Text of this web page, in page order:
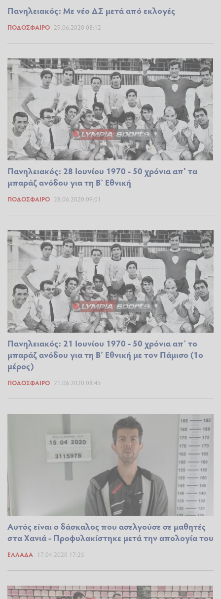
Πανηλειακός: Με νέο ΔΣ μετά από εκλογές
ΠΟΔΌΣΦΑΙΡΟ 29.06.2020 08:12
Πανηλειακός: 28 Ιουνίου 1970 - 50 χρόνια απ’ τα
μπαράζ ανόδου για τη Β’ Εθνική
ΠΟΔΌΣΦΑΙΡΟ 28.06.2020 09:01
Πανηλειακός: 21 Ιουνίου 1970 - 50 χρόνια απ’ το
μπαράζ ανόδου για τη Β’ Εθνική με τον Πάμισο (1ο
μέρος)
ΠΟΔΌΣΦΑΙΡΟ 21.06.2020 08:45
Αυτός είναι ο δάσκαλος που ασελγούσε σε μαθητές
στα Χανιά - Προφυλακίστηκε μετά την απολογία του
ΕΛΛΆΔΑ 17.04.2020 17:25